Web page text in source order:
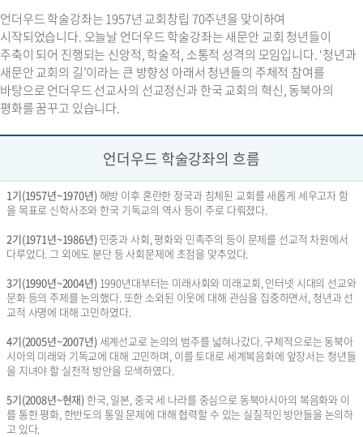
언더우드 학술강좌는 1957년 교회창립 70주년을 맞이하여
시작되었습니다. 오늘날 언더우드 학술강좌는 새문안 교회 청년들이
주축이 되어 진행되는 신앙적, 학술적, 소통적 성격의 모임입니다. ‘청년과
새문안 교회의 길’이라는 큰 방향성 아래서 청년들의 주체적 참여를
바탕으로 언더우드 선교사의 선교정신과 한국 교회의 혁신, 동북아의
평화를 꿈꾸고 있습니다.
언더우드 학술강좌의 흐름
1기(1957년~1970년)해방 이후 혼란한 정국과 침체된 교회를 새롭게 세우고자 함
을 목표로 신학사조와 한국 기독교의 역사 등이 주로 다뤄졌다.
2기(1971년~1986년)민중과 사회, 평화와 민족주의 등이 문제를 선교적 차원에서
다루었다. 그 외에도 분단 등 사회문제에 초점을 맞추었다.
3기(1990년~2004년)1990년대부터는 미래사회와 미래교회, 인터넷 시대의 선교와
문화 등의 주제를 논의했다. 또한 소외된 이웃에 대해 관심을 집중하면서, 청년과 선
교적 사명에 대해 고민하였다.
4기(2005년~2007년)세계선교로 논의의 범주를 넓혀나갔다. 구체적으로는 동북아
시아의 미래와 기독교에 대해 고민하며, 이를 토대로 세계복음화에 앞장서는 청년들
을 지녀야 할 실천적 방안을 모색하였다.
5기(2008년~현재)한국, 일본, 중국 세 나라를 중심으로 동북아시아의 복음화와 이
를 통한 평화, 한반도의 통일 문제에 대해 협력할 수 있는 실질적인 방안들을 논의하
고 있다.